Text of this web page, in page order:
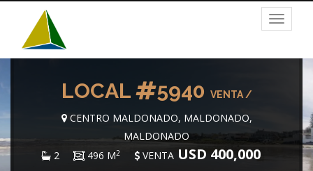
Toggle
LOCAL 5940 VENTA /
CENTRO MALDONADO, MALDONADO,
MALDONADO
2
496 M2 VENTA USD 400,000